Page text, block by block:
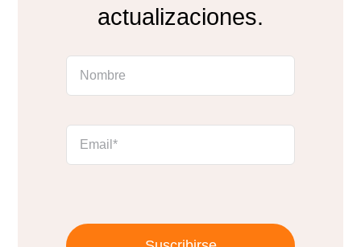
actualizaciones.